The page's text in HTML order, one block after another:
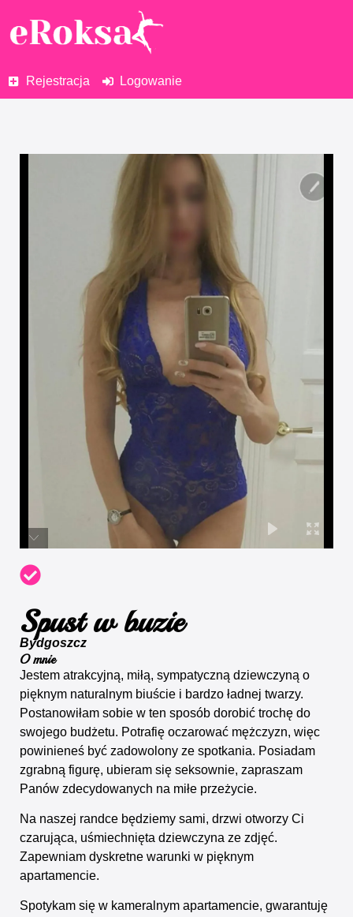
Rejestracja Logowanie
Spust w buzie
Bydgoszcz
O mnie
Jestem atrakcyjną, miłą, sympatyczną dziewczyną o
pięknym naturalnym biuście i bardzo ładnej twarzy.
Postanowiłam sobie w ten sposób dorobić trochę do
swojego budżetu. Potrafię oczarować mężczyzn, więc
powinieneś być zadowolony ze spotkania. Posiadam
zgrabną figurę, ubieram się seksownie, zapraszam
Panów zdecydowanych na miłe przeżycie.
Na naszej randce będziemy sami, drzwi otworzy Ci
czarująca, uśmiechnięta dziewczyna ze zdjęć.
Zapewniam dyskretne warunki w pięknym
apartamencie.
Spotykam się w kameralnym apartamencie, gwarantuję